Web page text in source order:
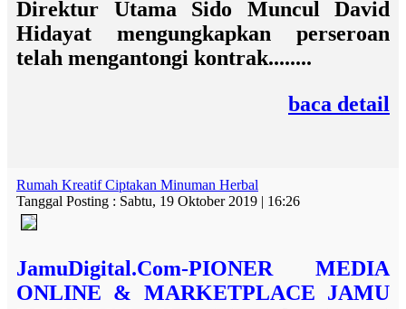
Direktur Utama Sido Muncul David
Hidayat mengungkapkan perseroan
telah mengantongi kontrak........
baca detail
Rumah Kreatif Ciptakan Minuman Herbal
Tanggal Posting : Sabtu, 19 Oktober 2019 | 16:26
JamuDigital.Com-PIONER MEDIA
ONLINE & MARKETPLACE JAMU